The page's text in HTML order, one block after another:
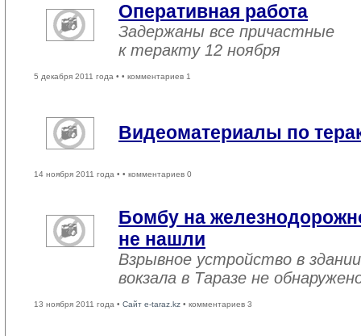
Оперативная работа
Задержаны все причастные
к теракту 12 ноября
5 декабря 2011 года • • комментариев 1
Видеоматериалы по
14 ноября 2011 года • • комментариев 0
Бомбу на
не нашли
Взрывное устройство в
вокзала в Таразе не
13 ноября 2011 года • Сайт e-taraz.kz • комментариев 3